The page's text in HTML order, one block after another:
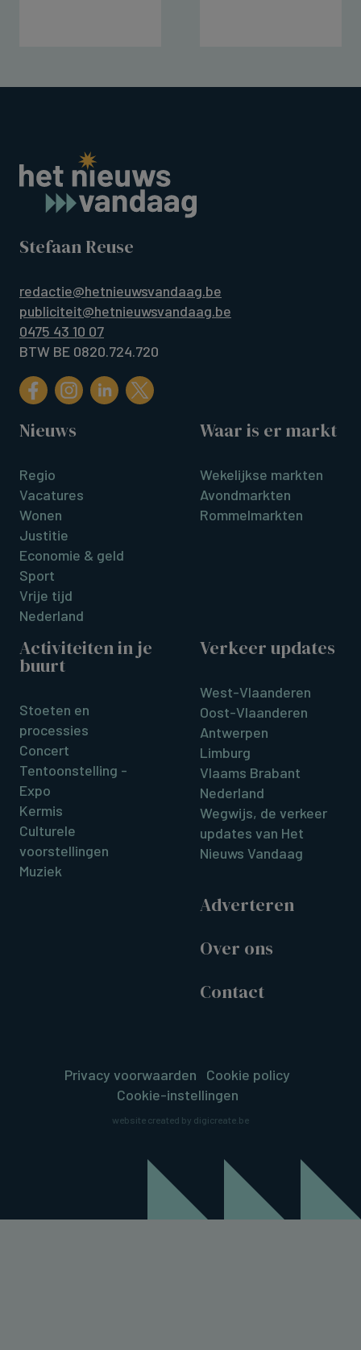
Stefaan Reuse
redactie@hetnieuwsvandaag.be
publiciteit@hetnieuwsvandaag.be
0475 43 10 07
BTW BE 0820.724.720
Nieuws
Regio
Vacatures
Wonen
Justitie
Economie & geld
Sport
Vrije tijd
Nederland
Waar is er markt
Wekelijkse markten
Avondmarkten
Rommelmarkten
Activiteiten in je
buurt
Stoeten en
processies
Concert
Tentoonstelling -
Expo
Kermis
Culturele
voorstellingen
Muziek
Verkeer updates
West-Vlaanderen
Oost-Vlaanderen
Antwerpen
Limburg
Vlaams Brabant
Nederland
Wegwijs, de verkeer
updates van Het
Nieuws Vandaag
Adverteren
Over ons
Contact
Privacy voorwaarden
Cookie policy
Cookie-instellingen
website created by digicreate.be